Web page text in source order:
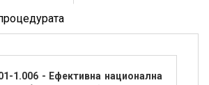
1.006 - Ефективна национална